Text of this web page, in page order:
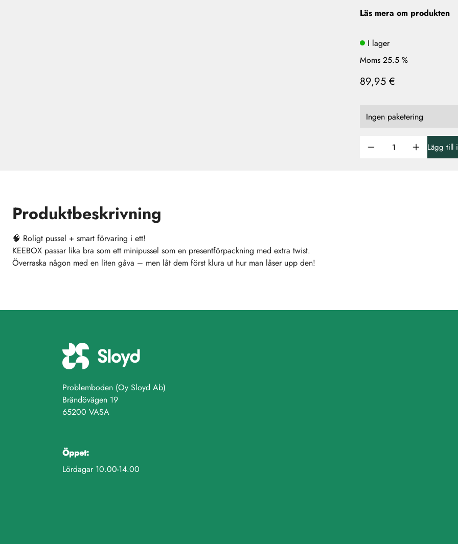
Läs mera om produkten
I lager
Moms 25.5 %
89,95 €
Lägg till
Produktbeskrivning
🧠 Roligt pussel + smart förvaring i ett!
KEEBOX passar lika bra som ett minipussel som en presentförpackning med extra twist.
Överraska någon med en liten gåva – men låt dem först klura ut hur man låser upp den!
Problemboden (Oy Sloyd Ab)
Brändövägen 19
65200 VASA
Öppet:
Lördagar 10.00-14.00